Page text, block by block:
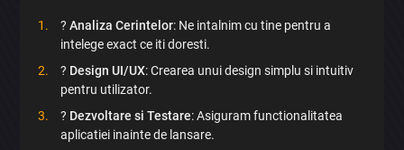
?Analiza Cerintelor: Ne intalnim cu tine pentru a
intelege exact ce iti doresti.
? Design UI/UX: Crearea unui design simplu si intuitiv
pentru utilizator.
? Dezvoltare si Testare: Asiguram functionalitatea
aplicatiei inainte de lansare.